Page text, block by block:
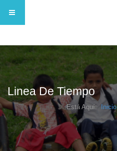
Linea De Tiempo
Está Aquí: Inicio